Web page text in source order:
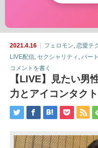
2021.4.16 フェロモン 恋愛テ
LIVE配信 セクシャリティ パー
コメントを書く
【LIVE】見たい
力とアイコンタク